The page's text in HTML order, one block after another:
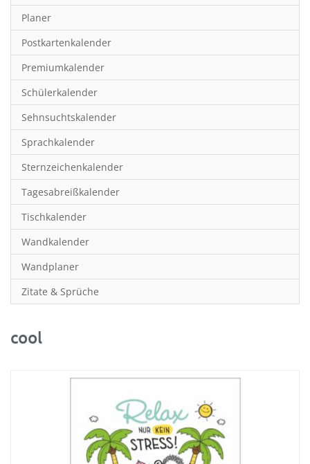
Hobby & Basteln
Humor & Cartoon
Inspiration & Entspannung
Inspiration & Spiritualität
Kinderkalender
Kunst
Länder & Städte
Landschaft & Natur
Lifestyle
Literatur
Manga & Animé
Neutrale Kalender
Partner- & Wandplaner
Planung & Organisation
Sprachkalender
Planer
Postkartenkalender
Premiumkalender
Schülerkalender
Sehnsuchtskalender
Sprachkalender
Sternzeichenkalender
Tagesabreißkalender
Tischkalender
Wandkalender
Wandplaner
Zitate & Sprüche
cool